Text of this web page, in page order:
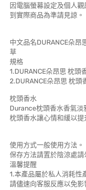
因電腦螢幕設定及個人
到實際商品為準請見諒。
中文品名DURANCE朵
草
規格
1.DURANCE朵昂思 枕
2.DURANCE朵昂思 枕
枕頭香水
Durance枕頭香水香氣淡
枕頭香水讓心情和緩以
使用方式一般使用方法。
保存方法請置於陰涼處請
溫馨提醒
1.本產品屬於私人消耗性
請儘速向客服反應以免